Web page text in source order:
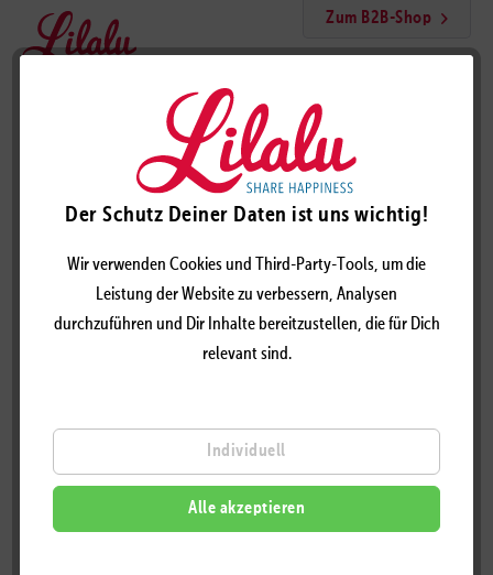
Zum B2B-Shop
Der Schutz Deiner Daten ist uns wichtig!
Wir verwenden Cookies und Third-Party-Tools, um die
Leistung der Website zu verbessern, Analysen
durchzuführen und Dir Inhalte bereitzustellen, die für Dich
relevant sind.
Individuell
Alle akzeptieren
Einhorn, pink Sparschwein, BIGGYS
EINHORN, PINK SPARSCHWEIN, BIGGYS -
DESIGN BY LILALU